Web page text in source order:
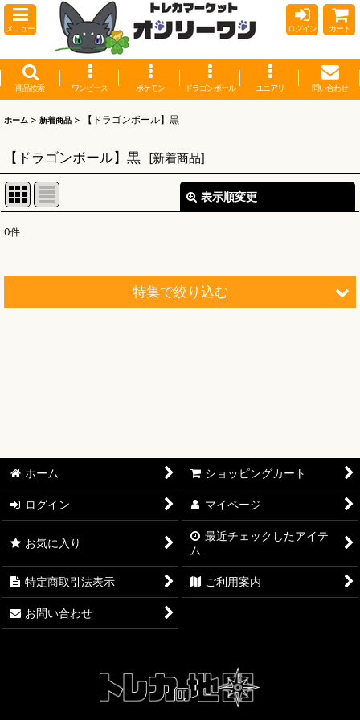
メニュー ログイン カート
商品検索 ワンピース ポケモン ドラゴンボール ユニアリ 問い合わせ
ホーム > 新着商品 > 【ドラゴンボール】黒
【ドラゴンボール】黒 [新着商品]
表示順変更
0件
特集で絞り込む
【ワンピースカード】ブースターパック 神の島の冒険【OP-
15】
【ワンピースカード】エクストラブースター EGGHEAD
CRISIS【EB-04】
【ワンピースカード】ブースターパック 蒼海の七傑【OP-14】
【ワンピースカード】エクストラブースター ONE PIECE
【ワンピースカード】ブースターパック 受け継がれる意志
ホーム ショッピングカート
ログイン マイページ
お気に入り
最近チェックしたアイテ
ム
特定商取引法表示 ご利用案内
お問い合わせ